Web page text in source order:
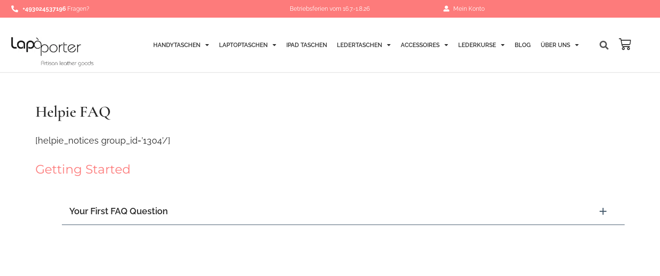
Zum
Inhalt
+493024537196 Fragen? Betriebsferien vom 16.7.-1.8.26 Mein Konto
HANDYTASCHEN LAPTOPTASCHEN IPAD TASCHEN LEDERTASCHEN ACCESSOIRES LEDERKURSE BLOG ÜBER UNS
Helpie FAQ
[helpie_notices group_id=’1304’/]
Getting Started
Your First FAQ Question